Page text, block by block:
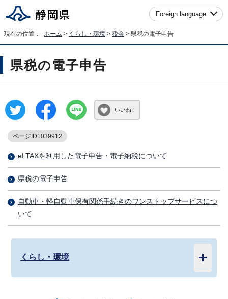
Foreign language
現在の位置： ホーム > くらし・環境 > 税金 > 県税の電子申告
県税の電子申告
いいね！
ページID1039912
eLTAXを利用した電子申告・電子納税について
県税の電子申告
自動車・軽自動車保有関係手続きのワンストップサービスにつ
いて
くらし・環境